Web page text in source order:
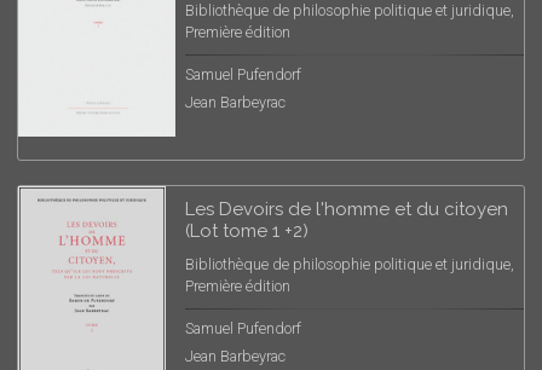
Bibliothèque de philosophie politique et juridique,
Première édition
Samuel Pufendorf
Jean Barbeyrac
Les Devoirs de l'homme et du citoyen
(Lot tome 1 +2)
Bibliothèque de philosophie politique et juridique,
Première édition
Samuel Pufendorf
Jean Barbeyrac